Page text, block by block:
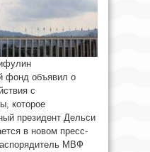
фонд объявил о
с
которое
президент Дельси
в новом пресс-
МВФ